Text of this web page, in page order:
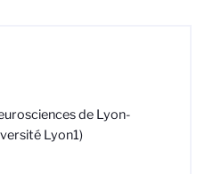
de Lyon-
Lyon1)